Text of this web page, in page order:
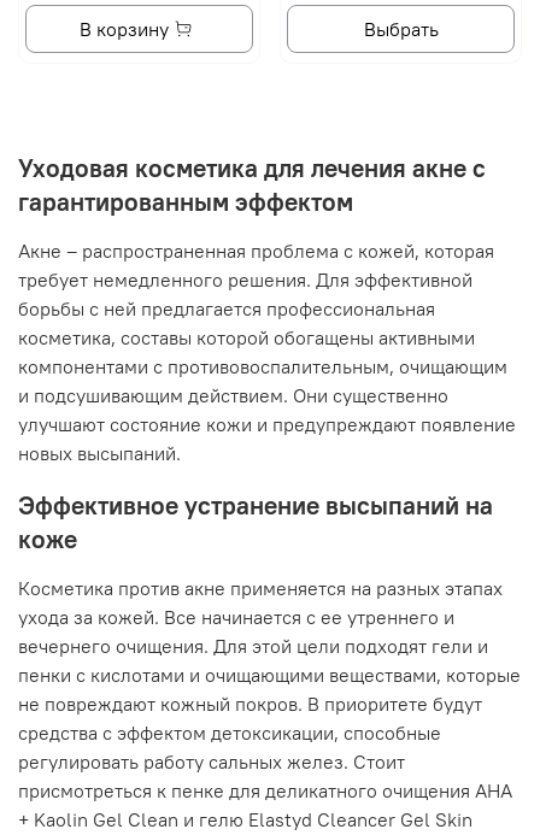
В корзину Выбрать
Уходовая косметика для лечения акне с
гарантированным эффектом
Акне – распространенная проблема с кожей, которая
требует немедленного решения. Для эффективной
борьбы с ней предлагается профессиональная
косметика, составы которой обогащены активными
компонентами с противовоспалительным, очищающим
и подсушивающим действием. Они существенно
улучшают состояние кожи и предупреждают появление
новых высыпаний.
Эффективное устранение высыпаний на
коже
Косметика против акне применяется на разных этапах
ухода за кожей. Все начинается с ее утреннего и
вечернего очищения. Для этой цели подходят гели и
пенки с кислотами и очищающими веществами, которые
не повреждают кожный покров. В приоритете будут
средства с эффектом детоксикации, способные
регулировать работу сальных желез. Стоит
присмотреться к пенке для деликатного очищения AHA
+ Kaolin Gel Clean и гелю Elastyd Cleancer Gel Skin